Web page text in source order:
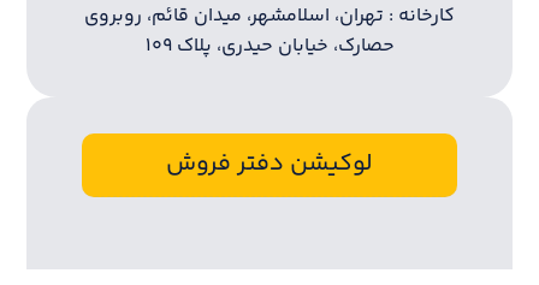
کارخانه : تهران، اسلامشهر، میدان قائم، روبروی
حصارک، خیابان حیدری، پلاک ۱۰۹
لوکیشن دفتر فروش